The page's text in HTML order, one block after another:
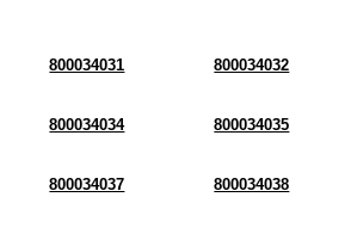
800034031 800034032
800034034 800034035
800034037 800034038